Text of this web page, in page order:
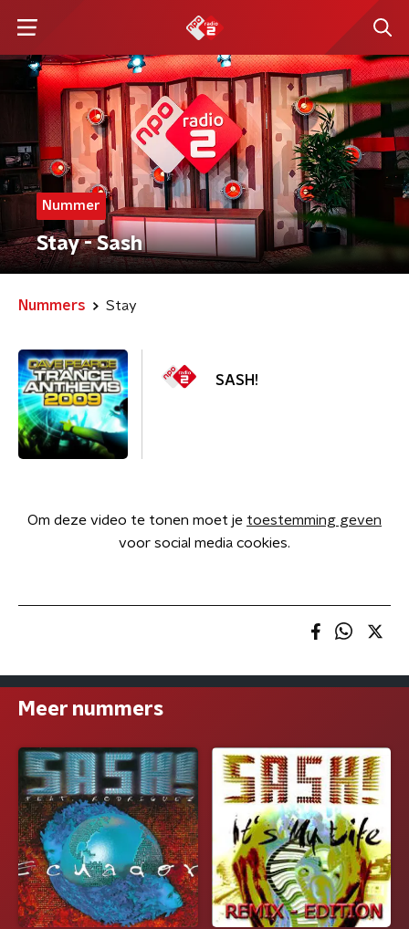
Nummer
Stay - Sash
Nummers Stay
SASH!
Om deze video te tonen moet je toestemming geven
voor social media cookies.
Meer nummers